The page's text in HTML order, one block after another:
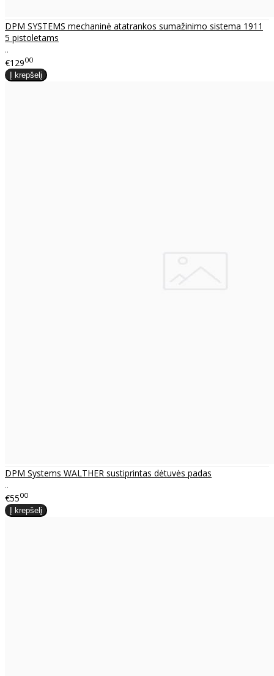
DPM SYSTEMS mechaninė atatrankos sumažinimo sistema 1911
5 pistoletams
..
€12900
DPM Systems WALTHER sustiprintas dėtuvės padas
..
€5500